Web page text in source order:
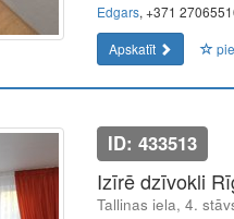
Edgars, +371
Apskatīt
ID: 433513
Izīrē dzīvokli
Tallinas iela, 4.